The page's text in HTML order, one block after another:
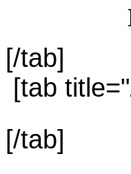
[/tab]
[tab
[/tab]